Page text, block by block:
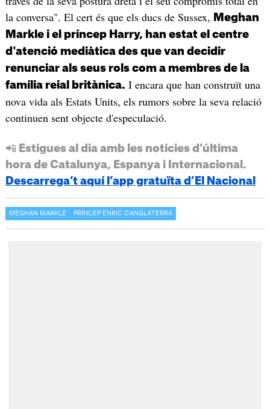
la conversa". El cert és que els ducs de Sussex, Meghan
Markle i el príncep Harry, han estat el centre
d'atenció mediàtica des que van decidir
renunciar als seus rols com a membres de la
família reial britànica. I encara que han construït una
nova vida als Estats Units, els rumors sobre la seva relació
continuen sent objecte d'especulació.
📲 Estigues al dia amb les notícies d’última
hora de Catalunya, Espanya i Internacional.
Descarrega’t aquí l’app gratuïta d’El Nacional
MEGHAN MARKLE PRÍNCEP ENRIC D'ANGLATERRA